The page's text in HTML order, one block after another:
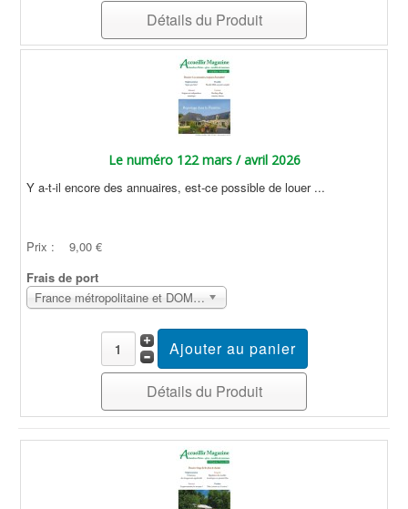
Détails du Produit
Le numéro 122 mars / avril 2026
Y a-t-il encore des annuaires, est-ce possible de louer ...
Prix :
9,00 €
Frais de port
France métropolitaine et DOM Sans surcoût
Détails du Produit